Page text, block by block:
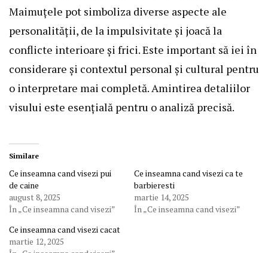
Maimuțele pot simboliza diverse aspecte ale
personalității, de la impulsivitate și joacă la
conflicte interioare și frici. Este important să iei în
considerare și contextul personal și cultural pentru
o interpretare mai completă. Amintirea detaliilor
visului este esențială pentru o analiză precisă.
Similare
Ce inseamna cand visezi pui
de caine
august 8, 2025
În „Ce inseamna cand visezi”
Ce inseamna cand visezi ca te
barbieresti
martie 14, 2025
În „Ce inseamna cand visezi”
Ce inseamna cand visezi cacat
martie 12, 2025